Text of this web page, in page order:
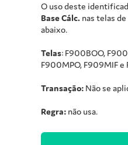
O uso deste
Base Cálc. nas telas
abaixo.
Telas: F900BOO,
F900MPO, F909MIF e
Transação: Não se
Regra: não usa.